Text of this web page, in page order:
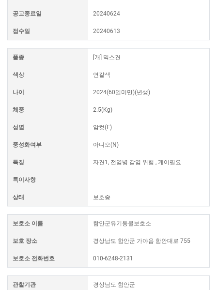
공고종료일 20240624
접수일 20240613
품종 [개] 믹스견
색상 연갈색
나이 2024(60일미만)(년생)
체중 2.5(Kg)
성별 암컷(F)
중성화여부 아니오(N)
특징 자견1, 전염병 감염 위험 , 케어필요
특이사항
상태 보호중
보호소 이름 함안군유기동물보호소
보호 장소 경상남도 함안군 가야읍 함안대로 755
보호소 전화번호 010-6248-2131
관할기관 경상남도 함안군